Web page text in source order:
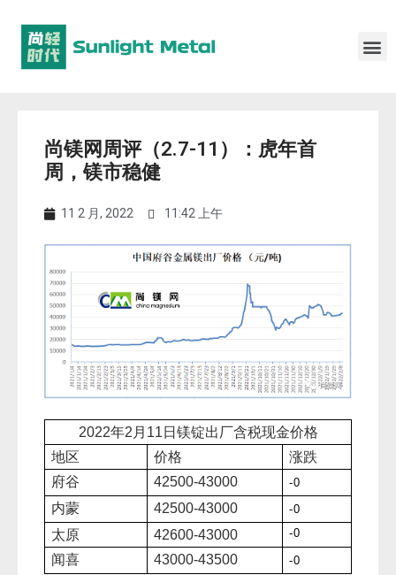
尚镁网周评（2.7-11）：虎年首
周，镁市稳健
11 2 月, 2022 11:42 上午
2022年2 月 11 日镁锭出厂含税现金价格
地区
价格
涨跌
府谷
42500-43000 -0
内蒙 42500-43000 -0
太原 42600-43000 -0
闻喜 43000-43500 -0